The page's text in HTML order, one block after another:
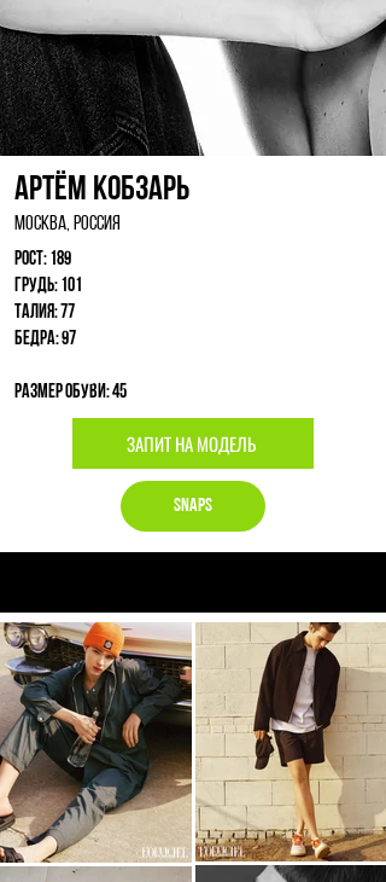
Артём Кобзарь
Москва, Россия
Рост: 189
Грудь: 101
Талия: 77
Бедра: 97
Размер обуви: 45
ЗАПИТ НА МОДЕЛЬ
Snaps